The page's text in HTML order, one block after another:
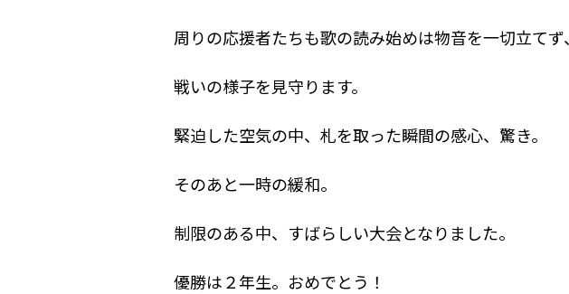
周りの応援者たちも歌の読み始めは物音を一切立てず、
戦いの様子を見守ります。
緊迫した空気の中、札を取った瞬間の感心、驚き。
そのあと一時の緩和。
制限のある中、すばらしい大会となりました。
優勝は２年生。おめでとう！